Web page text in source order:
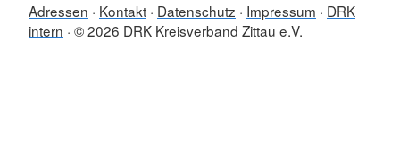
Adressen Kontakt Datenschutz Impressum
DRK
intern © 2026 DRK Kreisverband Zittau e.V.